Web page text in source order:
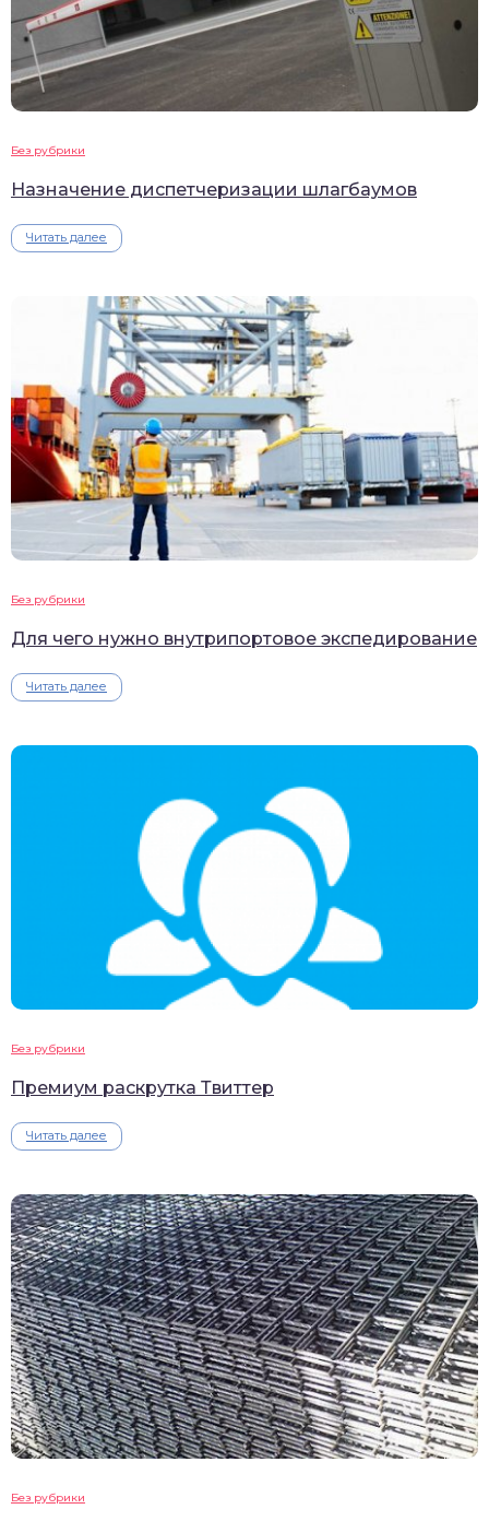
Без рубрики
Назначение диспетчеризации шлагбаумов
Читать далее
Без рубрики
Для чего нужно внутрипортовое экспедирование
Читать далее
Без рубрики
Премиум раскрутка Твиттер
Читать далее
Без рубрики